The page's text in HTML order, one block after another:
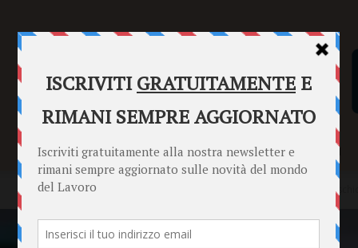
SENTENZE FORMULARI PUNTO INFORMAZIONI
Home Punto Informazioni Prevenzione